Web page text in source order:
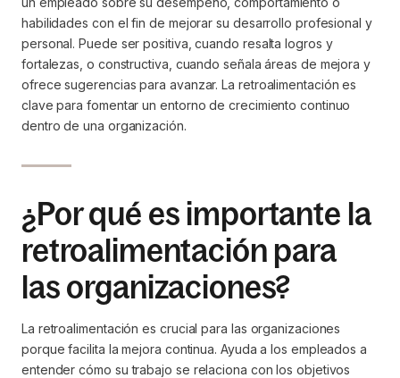
habilidades con el fin de mejorar su desarrollo profesional y
personal. Puede ser positiva, cuando resalta logros y
fortalezas, o constructiva, cuando señala áreas de mejora y
ofrece sugerencias para avanzar. La retroalimentación es
clave para fomentar un entorno de crecimiento continuo
dentro de una organización.
¿Por qué es importante la
retroalimentación para
las organizaciones?
La retroalimentación es crucial para las organizaciones
porque facilita la mejora continua. Ayuda a los empleados a
entender cómo su trabajo se relaciona con los objetivos